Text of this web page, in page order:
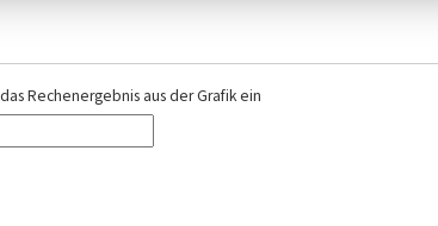
Rechenergebnis aus der Grafik ein